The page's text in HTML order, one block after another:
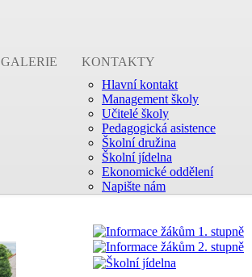
GALERIE
KONTAKTY
Hlavní kontakt
Management školy
Učitelé školy
Pedagogická asistence
Školní družina
Školní jídelna
Ekonomické oddělení
Napište nám